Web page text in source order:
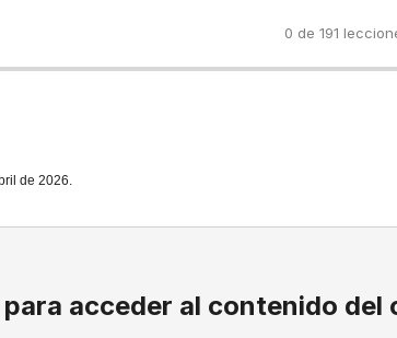
0 de 191
de 2026.
acceder al contenido del